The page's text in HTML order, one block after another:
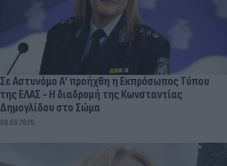
Σε Αστυνόμο Α' προήχθη η Εκπρόσωπος Τύπου
της ΕΛΑΣ - Η διαδρομή της Κωνσταντίας
Δημογλίδου στο Σώμα
08.08.2026